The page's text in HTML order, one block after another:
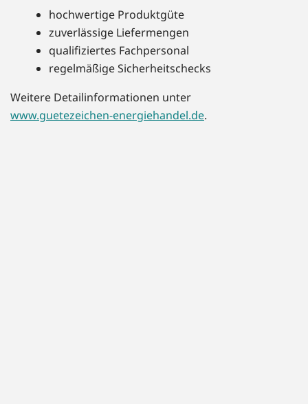
hochwertige Produktgüte
zuverlässige Liefermengen
qualifiziertes Fachpersonal
regelmäßige Sicherheitschecks
Weitere Detailinformationen unter
www.guetezeichen-energiehandel.de.